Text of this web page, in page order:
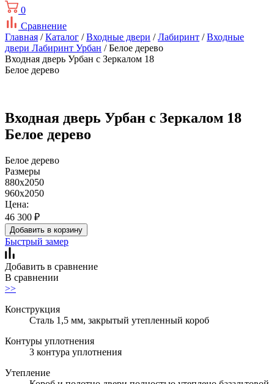
0
Сравнение
Главная /Каталог /Входные двери /Лабиринт /Входные
двери Лабиринт Урбан / Белое дерево
Входная дверь Урбан с Зеркалом 18
Белое дерево
Входная дверь Урбан с Зеркалом 18
Белое дерево
Белое дерево
Размеры
880x2050
960x2050
Цена:
46 300 ₽
Добавить в корзину
Быстрый замер
Добавить в сравнение
В сравнении
>>
Конструкция
Сталь 1,5 мм, закрытый утепленный короб
Контуры уплотнения
3 контура уплотнения
Утепление